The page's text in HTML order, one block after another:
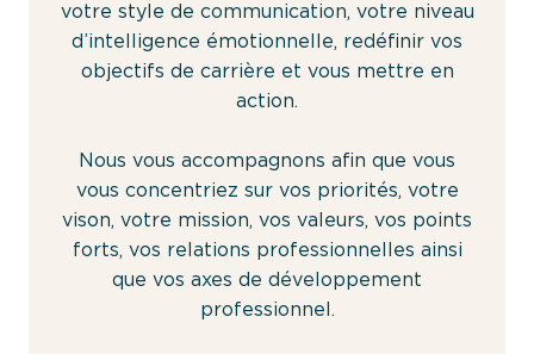
votre style de communication, votre niveau
d’intelligence émotionnelle, redéfinir vos
objectifs de carrière et vous mettre en
action.
Nous vous accompagnons afin que vous
vous concentriez sur vos priorités, votre
vison, votre mission, vos valeurs, vos points
forts, vos relations professionnelles ainsi
que vos axes de développement
professionnel.